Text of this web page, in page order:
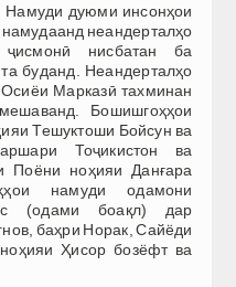
Намуди дуюми инсонҳои
намудаанд неандерталҳо
нисбатан ба
буданд. Неандерталҳо
Марказӣ тахминан
Бошишгоҳҳои
Тешуктоши Бойсун ва
Тоҷикистон ва
Поёни ноҳияи Данғара
намуди одамони
(одами боақл) дар
баҳри Норак, Сайёди
Ҳисор бозёфт ва